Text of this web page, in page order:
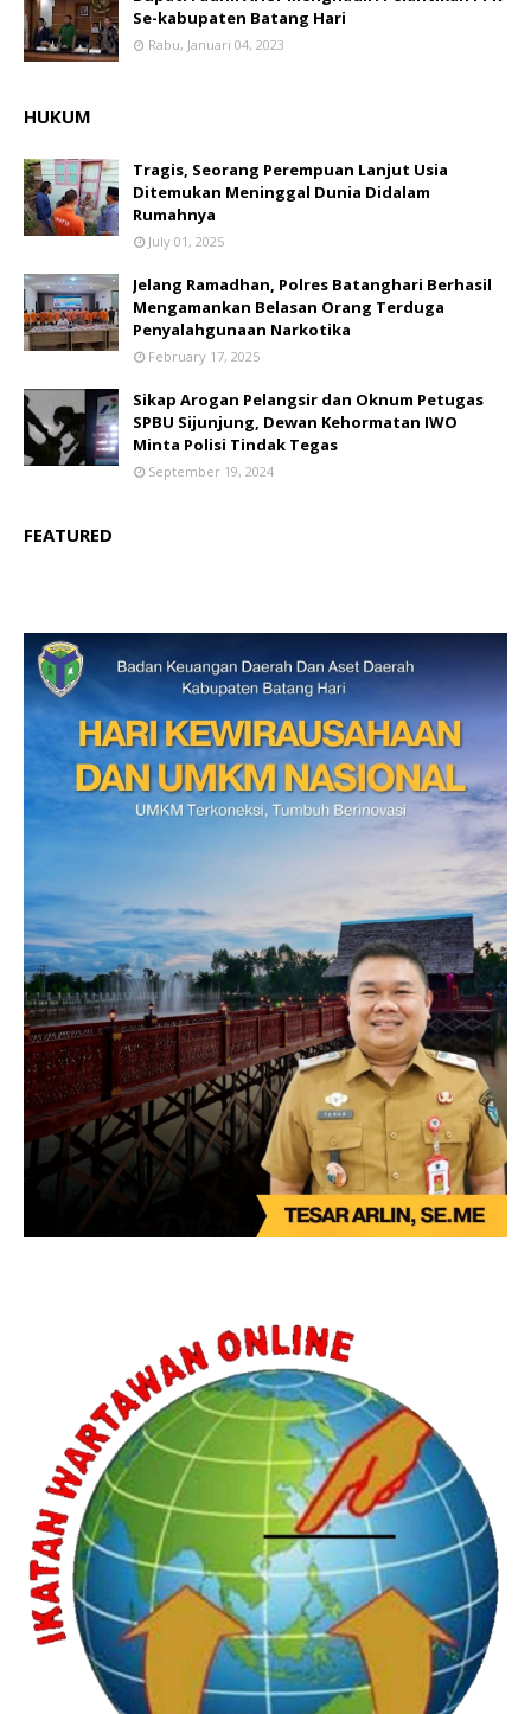
Se-kabupaten Batang Hari
Rabu, Januari 04, 2023
HUKUM
Tragis, Seorang Perempuan Lanjut Usia
Ditemukan Meninggal Dunia Didalam
Rumahnya
July 01, 2025
Jelang Ramadhan, Polres Batanghari Berhasil
Mengamankan Belasan Orang Terduga
Penyalahgunaan Narkotika
February 17, 2025
Sikap Arogan Pelangsir dan Oknum Petugas
SPBU Sijunjung, Dewan Kehormatan IWO
Minta Polisi Tindak Tegas
September 19, 2024
FEATURED